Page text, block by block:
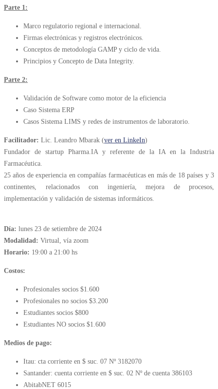
Parte 1:
Marco regulatorio regional e internacional.
Firmas electrónicas y registros electrónicos.
Conceptos de metodología GAMP y ciclo de vida.
Principios y Concepto de Data Integrity.
Parte 2:
Validación de Software como motor de la eficiencia
Caso Sistema ERP
Casos Sistema LIMS y redes de instrumentos de laboratorio.
Facilitador: Lic. Leandro Mbarak (ver en LinkeIn)
Fundador de startup Pharma.IA y referente de la IA en la Industria
Farmacéutica.
25 años de experiencia en compañías farmacéuticas en más de 18 países y 3
continentes, relacionados con ingeniería, mejora de procesos,
implementación y validación de sistemas informáticos.
Día: lunes 23 de setiembre de 2024
Modalidad: Virtual, vía zoom
Horario: 19:00 a 21:00 hs
Costos:
Profesionales socios $1.600
Profesionales no socios $3.200
Estudiantes socios $800
Estudiantes NO socios $1.600
Medios de pago:
Itau: cta corriente en $ suc. 07 Nº 3182070
Santander: cuenta corriente en $ suc. 02 Nº de cuenta 386103
AbitabNET 6015